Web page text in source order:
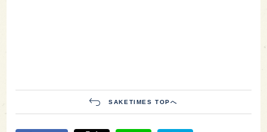
SAKETIMES TOPへ